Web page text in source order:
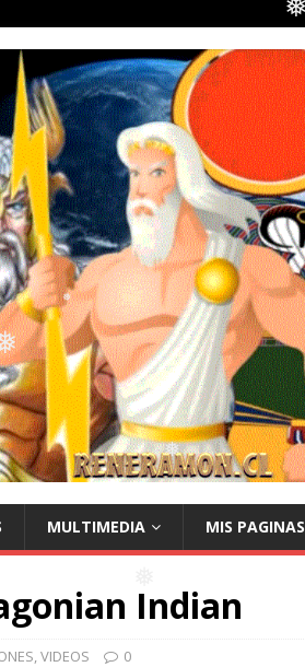
❅
❅
❅
❅
❅
MULTIMEDIA MIS PAGINAS
Indian
,VIDEOS 0